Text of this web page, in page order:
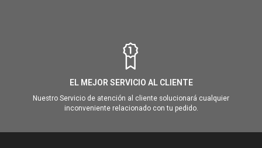
EL MEJOR SERVICIO AL CLIENTE
Nuestro Servicio de atención al cliente solucionará cualquier
inconveniente relacionado con tu pedido.